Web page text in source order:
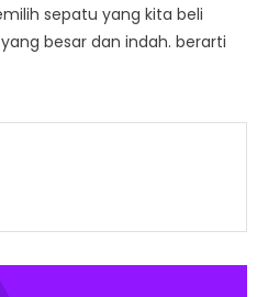
sepatu yang kita beli
besar dan indah. berarti